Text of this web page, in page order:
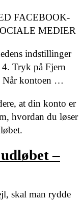
FACEBOOK-
MEDIER
indstillinger
Tryk på Fjern
Når kontoen …
at din konto er
hvordan du løser
–
skal man rydde